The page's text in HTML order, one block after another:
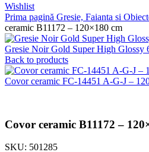
Wishlist
Prima pagină Gresie, Faianta si
ceramic B11172 – 120×180 cm
Gresie Noir Gold Super High Glossy
Back to products
Covor ceramic FC-14451 A-G-J –
Covor ceramic B11172 –
SKU: 501285